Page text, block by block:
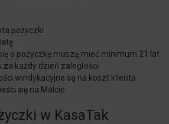
pożyczki
o pożyczkę muszą mieć minimum 21 lat
za każdy dzień zaległości
windykacyjne są na koszt klienta
się na Malcie
w KasaTak